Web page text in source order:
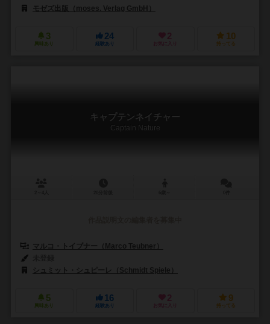
モゼズ出版（moses. Verlag GmbH）
3
興味あり
24
経験あり
2
お気に入り
10
持ってる
キャプテンネイチャー
Captain Nature
マルコ・トイブナー（Marco Teubner）
シュミット・シュピーレ（Schmidt Spiele）
5
興味あり
16
経験あり
2
お気に入り
9
持ってる